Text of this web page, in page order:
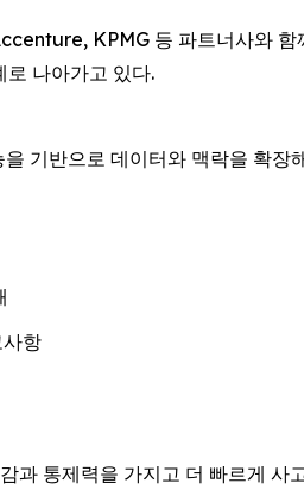
KPMG 등 파트너사와 함
로 나아가고 있다.
기반으로 데이터와 맥락을 확장
항
과 통제력을 가지고 더 빠르게 사